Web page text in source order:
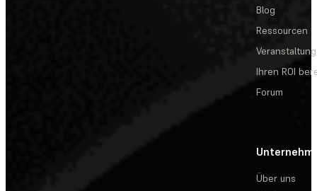
Blog
Ressourcen
Ihren ROI
Forum
Über uns